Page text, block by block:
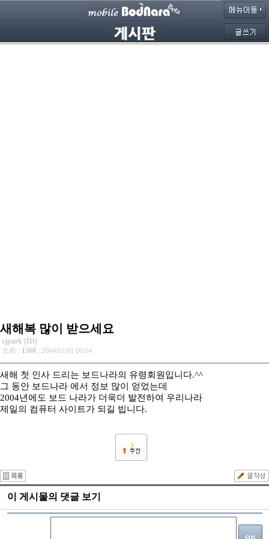
새해복 많이 받으세요
sjpark (ID)
조회 : 1568 , 2004/01/01 00:04
새해 첫 인사 드리는 보드나라의 유령회원입니다.^^
그 동안 보드나라 에서 정보 많이 얻었는데
2004년에도 보드 나라가 더욱더 발전하여 우리나라
제일의 컴퓨터 사이트가 되길 빕니다.
2
이 게시물의 댓글 보기